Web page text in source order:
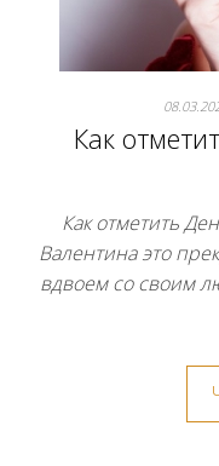
Как
Как отметить
Валентина это
вдвоем со своим